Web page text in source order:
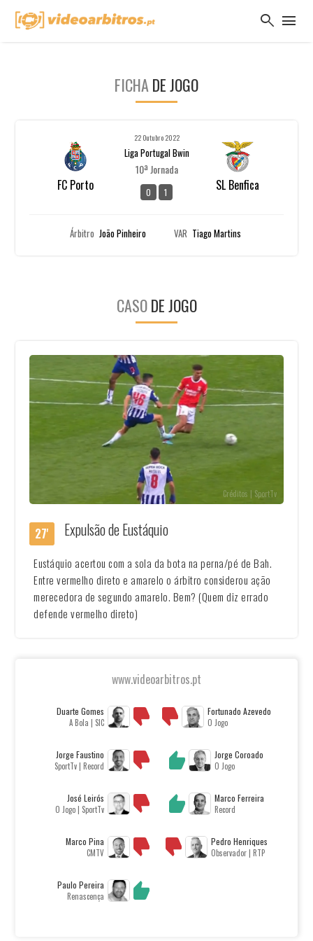
search menu
FICHA DE JOGO
FC Porto
22 Outubro 2022
Liga Portugal Bwin
10ª Jornada
0 1 SL Benfica
Árbitro João Pinheiro VAR Tiago Martins
CASODE JOGO
Créditos | SportTv
27' Expulsão de Eustáquio
Eustáquio acertou com a sola da bota na perna/pé de Bah.
Entre vermelho direto e amarelo o árbitro considerou ação
merecedora de segundo amarelo. Bem? (Quem diz errado
defende vermelho direto)
www.videoarbitros.pt
Duarte Gomes
A Bola | SIC
Fortunado Azevedo
O Jogo
Jorge Faustino
SportTv | Record
Jorge Coroado
O Jogo
José Leirós
O Jogo | SportTv
Marco Ferreira
Record
Marco Pina
CMTV
Pedro Henriques
Observador | RTP
Paulo Pereira
Renascença